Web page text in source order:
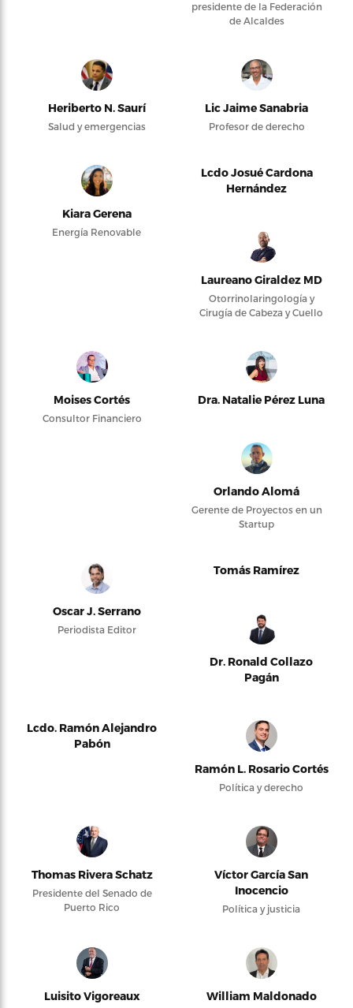
presidente de la Federación
de Alcaldes
Heriberto N. Saurí
Salud y emergencias
Lic Jaime Sanabria
Profesor de derecho
Kiara Gerena
Energía Renovable
Lcdo Josué Cardona
Hernández
Laureano Giraldez MD
Otorrinolaringología y
Cirugía de Cabeza y Cuello
Moises Cortés
Consultor Financiero
Dra. Natalie Pérez Luna
Orlando Alomá
Gerente de Proyectos en un
Startup
Oscar J. Serrano
Periodista Editor
Tomás Ramírez
Dr. Ronald Collazo
Pagán
Lcdo. Ramón Alejandro
Pabón
Ramón L. Rosario Cortés
Política y derecho
Thomas Rivera Schatz
Presidente del Senado de
Puerto Rico
Víctor García San
Inocencio
Política y justicia
Luisito Vigoreaux William Maldonado